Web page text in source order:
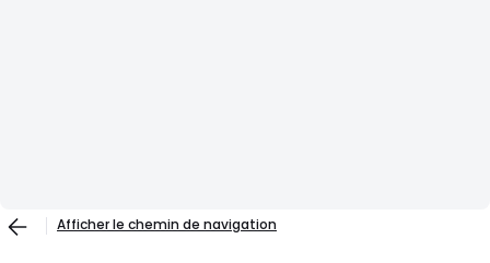
Afficher le chemin de navigation